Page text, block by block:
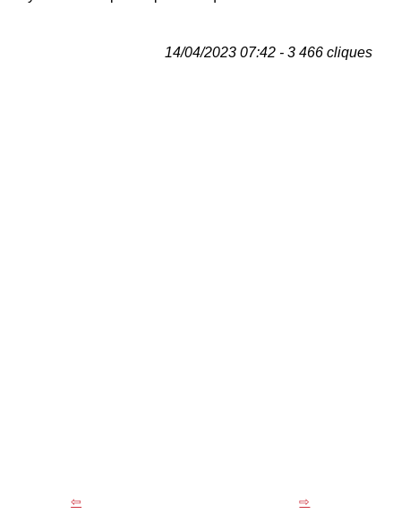
14/04/2023 07:42 - 3 466 cliques